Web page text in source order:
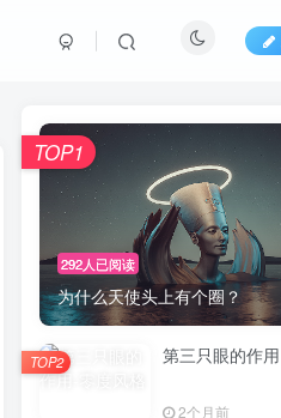
292人已阅读
为什么天使头上有个圈？
TOP1
第三只眼的作用
2个月前
TOP2